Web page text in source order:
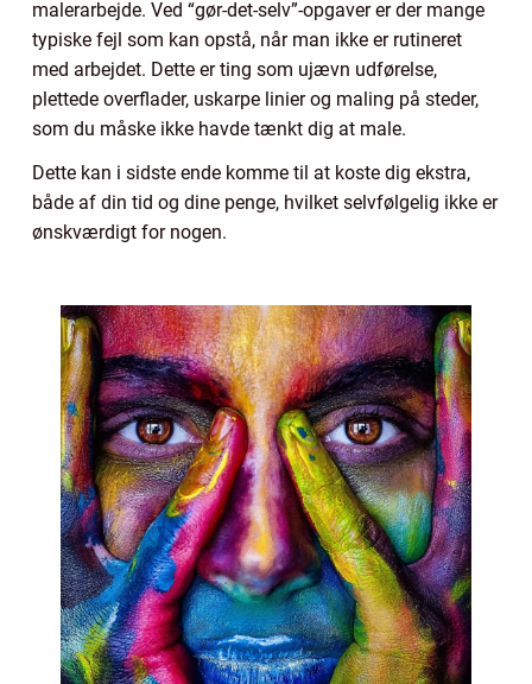
malerarbejde. Ved “gør-det-selv”-opgaver er der mange
typiske fejl som kan opstå, når man ikke er rutineret
med arbejdet. Dette er ting som ujævn udførelse,
plettede overflader, uskarpe linier og maling på steder,
som du måske ikke havde tænkt dig at male.
Dette kan i sidste ende komme til at koste dig ekstra,
både af din tid og dine penge, hvilket selvfølgelig ikke er
ønskværdigt for nogen.